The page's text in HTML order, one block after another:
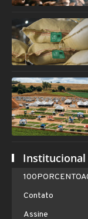
Institucional
Contato
Assine